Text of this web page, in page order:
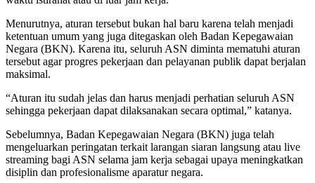
Menurutnya, aturan tersebut bukan hal baru karena telah menjadi
ketentuan umum yang juga ditegaskan oleh Badan Kepegawaian
Negara (BKN). Karena itu, seluruh ASN diminta mematuhi aturan
tersebut agar progres pekerjaan dan pelayanan publik dapat berjalan
maksimal.
“Aturan itu sudah jelas dan harus menjadi perhatian seluruh ASN
sehingga pekerjaan dapat dilaksanakan secara optimal,” katanya.
Sebelumnya, Badan Kepegawaian Negara (BKN) juga telah
mengeluarkan peringatan terkait larangan siaran langsung atau live
streaming bagi ASN selama jam kerja sebagai upaya meningkatkan
disiplin dan profesionalisme aparatur negara.